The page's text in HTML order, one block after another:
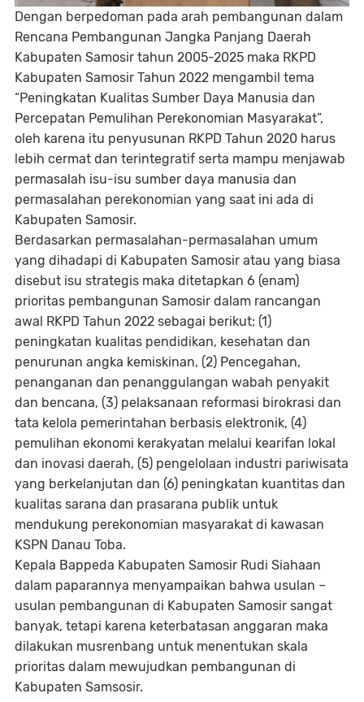
Dengan berpedoman pada arah pembangunan dalam
Rencana Pembangunan Jangka Panjang Daerah
Kabupaten Samosir tahun 2005-2025 maka RKPD
Kabupaten Samosir Tahun 2022 mengambil tema
“Peningkatan Kualitas Sumber Daya Manusia dan
Percepatan Pemulihan Perekonomian Masyarakat”,
oleh karena itu penyusunan RKPD Tahun 2020 harus
lebih cermat dan terintegratif serta mampu menjawab
permasalah isu-isu sumber daya manusia dan
permasalahan perekonomian yang saat ini ada di
Kabupaten Samosir.
Berdasarkan permasalahan-permasalahan umum
yang dihadapi di Kabupaten Samosir atau yang biasa
disebut isu strategis maka ditetapkan 6 (enam)
prioritas pembangunan Samosir dalam rancangan
awal RKPD Tahun 2022 sebagai berikut; (1)
peningkatan kualitas pendidikan, kesehatan dan
penurunan angka kemiskinan, (2) Pencegahan,
penanganan dan penanggulangan wabah penyakit
dan bencana, (3) pelaksanaan reformasi birokrasi dan
tata kelola pemerintahan berbasis elektronik, (4)
pemulihan ekonomi kerakyatan melalui kearifan lokal
dan inovasi daerah, (5) pengelolaan industri pariwisata
yang berkelanjutan dan (6) peningkatan kuantitas dan
kualitas sarana dan prasarana publik untuk
mendukung perekonomian masyarakat di kawasan
KSPN Danau Toba.
Kepala Bappeda Kabupaten Samosir Rudi Siahaan
dalam paparannya menyampaikan bahwa usulan –
usulan pembangunan di Kabupaten Samosir sangat
banyak, tetapi karena keterbatasan anggaran maka
dilakukan musrenbang untuk menentukan skala
prioritas dalam mewujudkan pembangunan di
Kabupaten Samsosir.